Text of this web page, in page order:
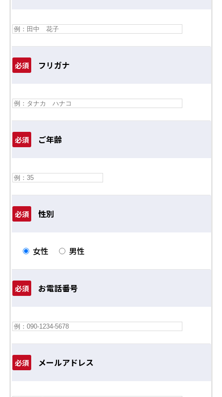
必須 フリガナ
必須 ご年齢
必須 性別
女性 男性
必須 お電話番号
必須 メールアドレス